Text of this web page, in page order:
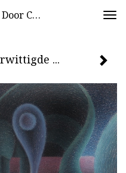
Gerrit W Cnossen (9.5.1959) - Door Cobra Verwittigde ...
...